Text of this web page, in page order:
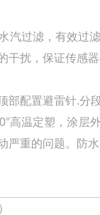
汽过滤，有效过
扰，保证传感器
配置避雷针.分
高温定塑，涂层
严重的问题。防